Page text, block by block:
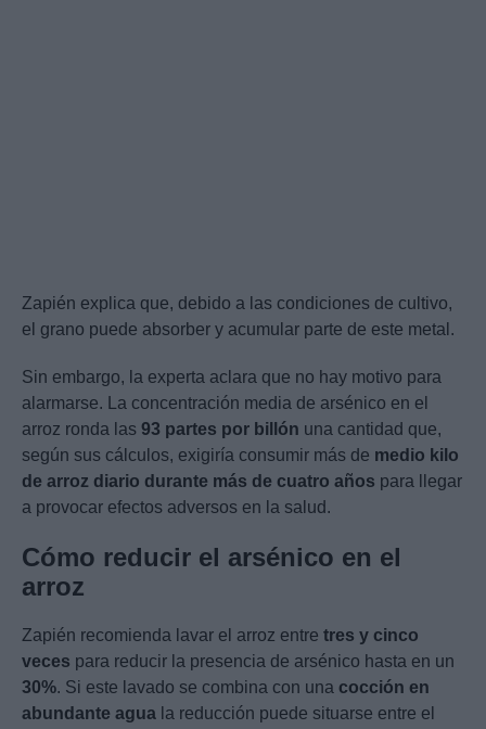
Zapién explica que, debido a las condiciones de cultivo,
el grano puede absorber y acumular parte de este metal.
Sin embargo, la experta aclara que no hay motivo para
alarmarse. La concentración media de arsénico en el
arroz ronda las 93 partes por billón una cantidad que,
según sus cálculos, exigiría consumir más de medio kilo
de arroz diario durante más de cuatro años para llegar
a provocar efectos adversos en la salud.
Cómo reducir el arsénico en el
arroz
Zapién recomienda lavar el arroz entre tres y cinco
veces para reducir la presencia de arsénico hasta en un
30%. Si este lavado se combina con una cocción en
abundante agua la reducción puede situarse entre el